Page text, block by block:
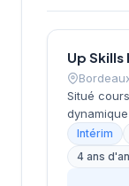
Up Skills
Situé
en
Intérim
4 ans